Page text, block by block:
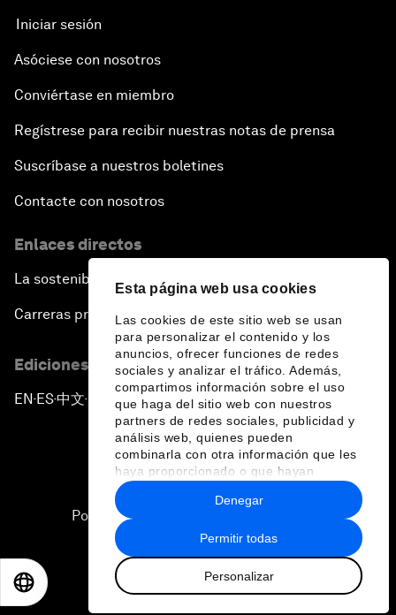
Esta página web usa cookies
Las cookies de este sitio web se usan
para personalizar el contenido y los
anuncios, ofrecer funciones de redes
sociales y analizar el tráfico. Además,
compartimos información sobre el uso
que haga del sitio web con nuestros
partners de redes sociales, publicidad y
análisis web, quienes pueden
combinarla con otra información que les
haya proporcionado o que hayan
recopilado a partir del uso que haya
hecho de sus servicios.
Permitir todas
Personalizar
Denegar
Iniciar sesión
Asóciese con nosotros
Conviértase en miembro
Regístrese para recibir nuestras notas de prensa
Suscríbase a nuestros boletines
Contacte con nosotros
Enlaces directos
La sostenibilidad en el Foro
Carreras profesionales
Ediciones en otros idiomas
EN ▪ES▪中文▪ 日本語
Política de privacidad y normas de uso
Sitemap
2026 Foro Económico Mundial